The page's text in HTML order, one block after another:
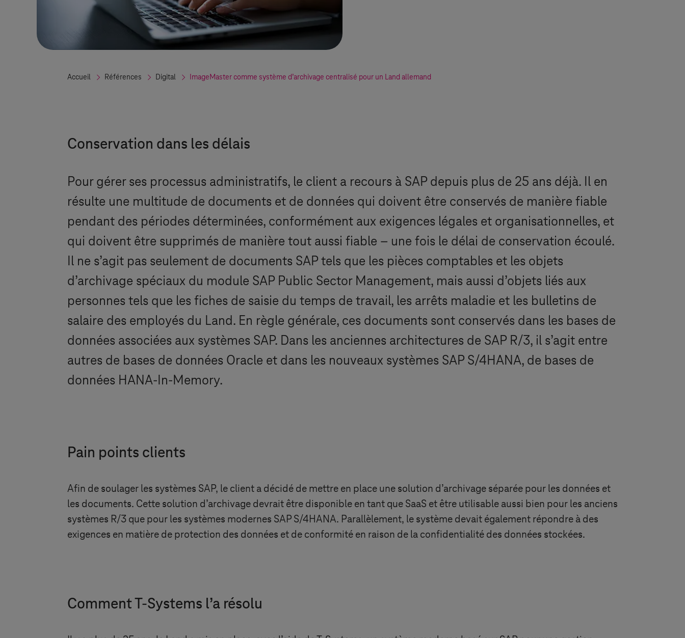
Accueil Références Digital ImageMaster comme système d’archivage centralisé pour un Land allemand
Conservation dans les délais
Pour gérer ses processus administratifs, le client a recours à SAP depuis plus de 25 ans déjà. Il en
résulte une multitude de documents et de données qui doivent être conservés de manière fiable
pendant des périodes déterminées, conformément aux exigences légales et organisationnelles, et
qui doivent être supprimés de manière tout aussi fiable – une fois le délai de conservation écoulé.
Il ne s’agit pas seulement de documents SAP tels que les pièces comptables et les objets
d’archivage spéciaux du module SAP Public Sector Management, mais aussi d’objets liés aux
personnes tels que les fiches de saisie du temps de travail, les arrêts maladie et les bulletins de
salaire des employés du Land. En règle générale, ces documents sont conservés dans les bases de
données associées aux systèmes SAP. Dans les anciennes architectures de SAP R/3, il s’agit entre
autres de bases de données Oracle et dans les nouveaux systèmes SAP S/4HANA, de bases de
données HANA-In-Memory.
Pain points clients
Afin de soulager les systèmes SAP, le client a décidé de mettre en place une solution d’archivage séparée pour les données et
les documents. Cette solution d’archivage devrait être disponible en tant que SaaS et être utilisable aussi bien pour les anciens
systèmes R/3 que pour les systèmes modernes SAP S/4HANA. Parallèlement, le système devait également répondre à des
exigences en matière de protection des données et de conformité en raison de la confidentialité des données stockées.
CommentT-Systems l’a résolu